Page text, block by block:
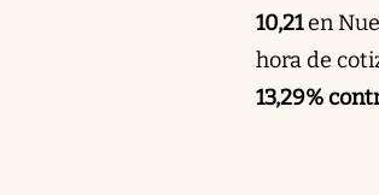
10,21en
hora de
13,29%